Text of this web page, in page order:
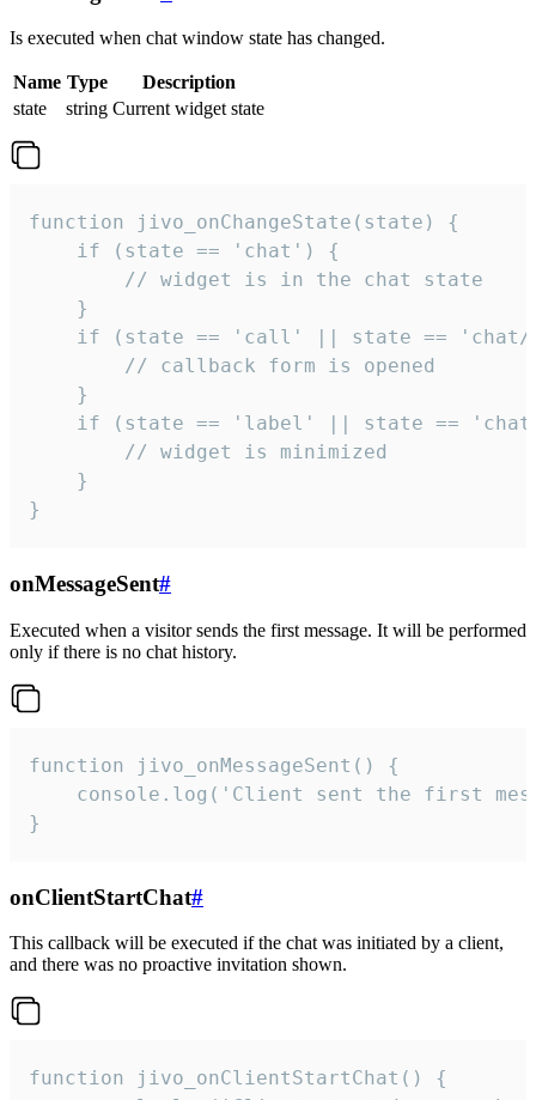
Is executed when chat window state has changed.
Name Type
Description
state
string Current widget state
function jivo_onChangeState(state) {
    if (state == 'chat') {
        // widget is in the chat state
    }
if (state == 'call' || state ==
        // callback form is opened
    }
if (state == 'label' || state ==
        // widget is minimized
    }
}
onMessageSent#
Executed when a visitor sends the first message. It will be performed
only if there is no chat history.
function jivo_onMessageSent() {
console.log('Client sent the first
}
onClientStartChat#
This callback will be executed if the chat was initiated by a client,
and there was no proactive invitation shown.
function jivo_onClientStartChat() {